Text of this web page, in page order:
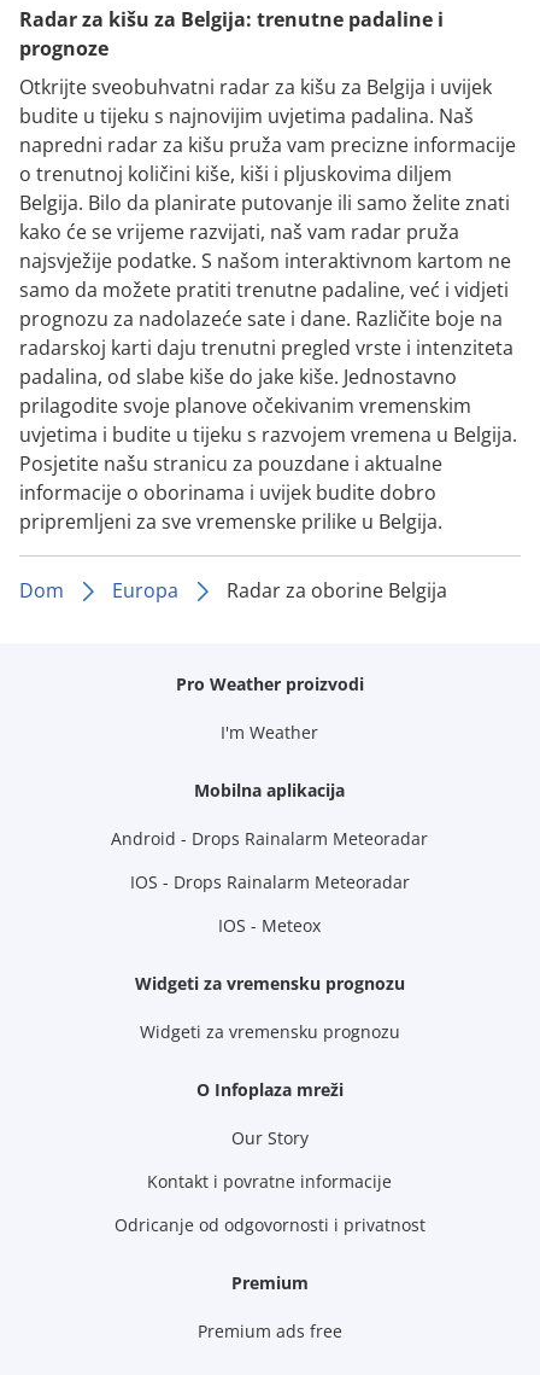
Radar za kišu za Belgija: trenutne padaline i
prognoze
Otkrijte sveobuhvatni radar za kišu za Belgija i uvijek
budite u tijeku s najnovijim uvjetima padalina. Naš
napredni radar za kišu pruža vam precizne informacije
o trenutnoj količini kiše, kiši i pljuskovima diljem
Belgija. Bilo da planirate putovanje ili samo želite znati
kako će se vrijeme razvijati, naš vam radar pruža
najsvježije podatke. S našom interaktivnom kartom ne
samo da možete pratiti trenutne padaline, već i vidjeti
prognozu za nadolazeće sate i dane. Različite boje na
radarskoj karti daju trenutni pregled vrste i intenziteta
padalina, od slabe kiše do jake kiše. Jednostavno
prilagodite svoje planove očekivanim vremenskim
uvjetima i budite u tijeku s razvojem vremena u Belgija.
Posjetite našu stranicu za pouzdane i aktualne
informacije o oborinama i uvijek budite dobro
pripremljeni za sve vremenske prilike u Belgija.
Dom Europa Radar za oborine Belgija
Pro Weather proizvodi
I'm Weather
Mobilna aplikacija
Android - Drops Rainalarm Meteoradar
IOS - Drops Rainalarm Meteoradar
IOS - Meteox
Widgeti za vremensku prognozu
Widgeti za vremensku prognozu
O Infoplaza mreži
Our Story
Kontakt i povratne informacije
Odricanje od odgovornosti i privatnost
Premium
Premium ads free